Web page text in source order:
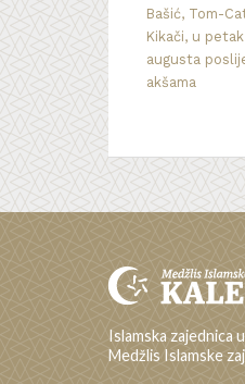
Bašić, Tom-
Kikači, u petak
augusta
akšama
Islamska zajednica
Medžlis Islamske